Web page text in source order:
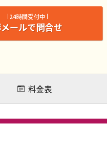
24時間受付中
メールで問合せ
料金表